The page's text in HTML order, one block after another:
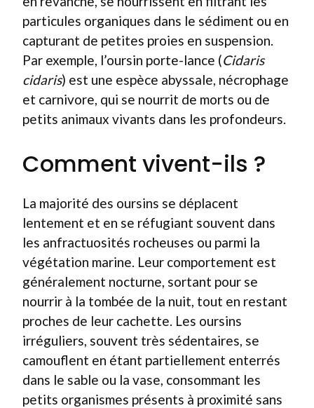
particules organiques dans le sédiment ou en
capturant de petites proies en suspension.
Par exemple, l’oursin porte-lance (Cidaris
cidaris) est une espèce abyssale, nécrophage
et carnivore, qui se nourrit de morts ou de
petits animaux vivants dans les profondeurs.
Comment vivent-ils ?
La majorité des oursins se déplacent
lentement et en se réfugiant souvent dans
les anfractuosités rocheuses ou parmi la
végétation marine. Leur comportement est
généralement nocturne, sortant pour se
nourrir à la tombée de la nuit, tout en restant
proches de leur cachette. Les oursins
irréguliers, souvent très sédentaires, se
camouflent en étant partiellement enterrés
dans le sable ou la vase, consommant les
petits organismes présents à proximité sans